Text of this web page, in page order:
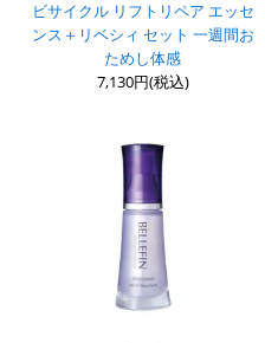
ビサイクル リフトリペア エッセ
ンス＋リベシィ セット 一週間お
ためし体感
7,130円(税込)